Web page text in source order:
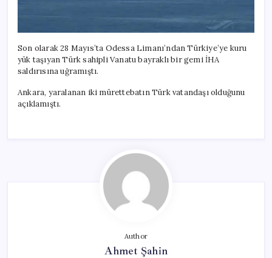
Son olarak 28 Mayıs’ta Odessa Limanı’ndan Türkiye’ye kuru
yük taşıyan Türk sahipli Vanatu bayraklı bir gemi İHA
saldırısına uğramıştı.
Ankara, yaralanan iki mürettebatın Türk vatandaşı olduğunu
açıklamıştı.
Author
Ahmet Şahin